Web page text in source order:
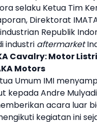
selaku Ketua Tim
Direktorat
Republik
industri aftermarket
Cavalry: Motor
Motors
Umum IMI
kepada Andre
acara luar
kegiatan ini